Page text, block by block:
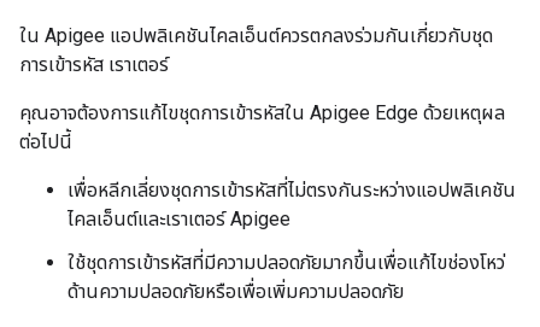
ใน Apigee แอปพลิเคชันไคลเอ็นต์ควรตกลงร่วมกันเกี่ยวกับชุด
การเข้ารหัส เราเตอร์
คุณอาจต้องการแก้ไขชุดการเข้ารหัสใน Apigee Edge ด้วยเหตุผล
ต่อไปนี้
เพื่อหลีกเลี่ยงชุดการเข้ารหัสที่ไม่ตรงกันระหว่างแอปพลิเคชัน
ไคลเอ็นต์และเราเตอร์ Apigee
ใช้ชุดการเข้ารหัสที่มีความปลอดภัยมากขึ้นเพื่อแก้ไขช่องโหว่
ด้านความปลอดภัยหรือเพื่อเพิ่มความปลอดภัย